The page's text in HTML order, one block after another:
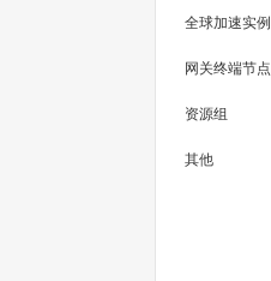
全球加速实例
网关终端节点
资源组
其他